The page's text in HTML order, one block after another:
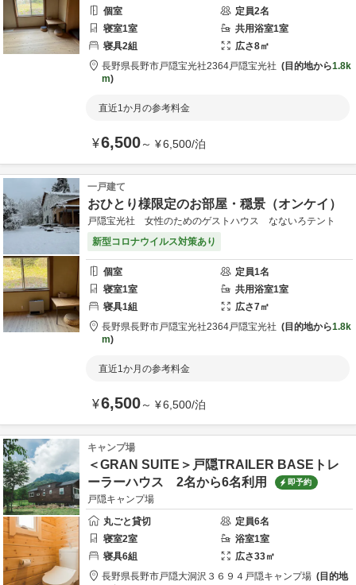
個室 定員2名
寝室1室 共用浴室1室
寝具2組 広さ8㎡
長野県長野市戸隠宝光社2364戸隠宝光社 目的地から1.8k
m
直近1か月の参考料金
¥6,500～ ¥6,500/泊
一戸建て
おひとり様限定のお部屋・穏景（オンケイ）
戸隠宝光社 女性のためのゲストハウス なないろテント
新型コロナウイルス対策あり
個室 定員1名
寝室1室 共用浴室1室
寝具1組 広さ7㎡
長野県長野市戸隠宝光社2364戸隠宝光社 目的地から1.8k
m
直近1か月の参考料金
¥6,500～ ¥6,500/泊
キャンプ場
＜GRAN SUITE＞戸隠TRAILER BASEトレ
ーラーハウス 2名から6名利用
即予約
戸隠キャンプ場
丸ごと貸切
定員6名
寝室2室 浴室1室
寝具6組 広さ33㎡
長野県長野市戸隠大洞沢３６９４ 戸隠キャンプ場
目的地